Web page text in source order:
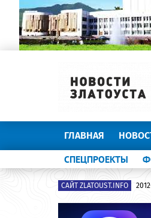
ГЛАВНАЯ
СПЕЦПРОЕКТЫ
САЙТ ZLATOUST.INFO